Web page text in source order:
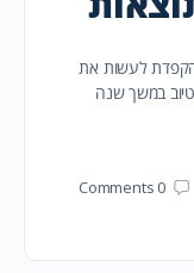
הקפדת לעשות את
במשך שנה
0
Comments